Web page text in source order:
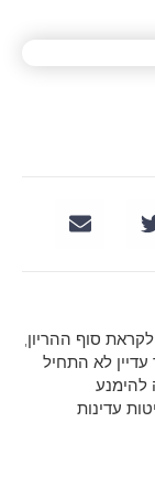
סוף ההריון,
לא התחיל
להימנע
עדינות